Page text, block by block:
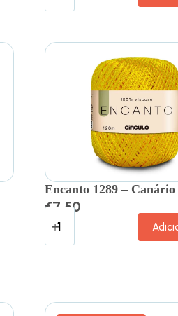
Encanto 1289 – Canário
€7.50